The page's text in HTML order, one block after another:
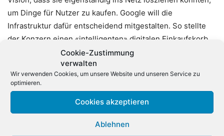
Cookie-Zustimmung
verwalten
Wir verwenden Cookies, um unsere Website und unseren Service zu
optimieren.
Cookies akzeptieren
Ablehnen
um Dinge für Nutzer zu kaufen. Google will die
Infrastruktur dafür entscheidend mitgestalten. So stellte
der Konzern einen «intelligenten» digitalen Einkaufskorb
vor, der quer über verschiedene Händler und Dienste
funktionieren soll. Unter anderem soll er automatisch nach
günstigeren Preisen und Sonderangeboten für
ausgewählte Artikel suchen – oder Nutzer informieren,
wenn etwas Ausverkauftes wieder verfügbar ist. Wenn
man etwa Bauteile für einen Computer zusammenstellt,
wird der Einkaufskorb warnen, wenn sie nicht miteinander